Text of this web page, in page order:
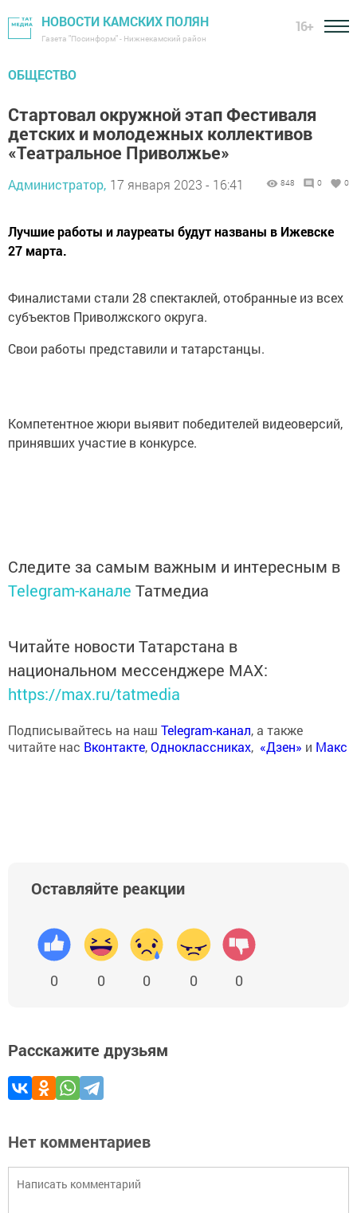
НОВОСТИ КАМСКИХ ПОЛЯН
Газета "Посинформ" - Нижнекамский район
16+
ОБЩЕСТВО
Стартовал окружной этап Фестиваля
детских и молодежных коллективов
«Театральное Приволжье»
Администратор, 17 января 2023 - 16:41 848 0 0
Лучшие работы и лауреаты будут названы в Ижевске
27 марта.
Финалистами стали 28 спектаклей, отобранные из всех
субъектов Приволжского округа.
Свои работы представили и татарстанцы.
Компетентное жюри выявит победителей видеоверсий,
принявших участие в конкурсе.
Следите за самым важным и интересным в
Telegram-канале Татмедиа
Читайте новости Татарстана в
национальном мессенджере MАХ:
https://max.ru/tatmedia
Подписывайтесь на наш Telegram-канал, а также
читайте нас Вконтакте,Одноклассниках, «Дзен» и Макс
Оставляйте реакции
0 0 0 0 0
Расскажите друзьям
Нет комментариев